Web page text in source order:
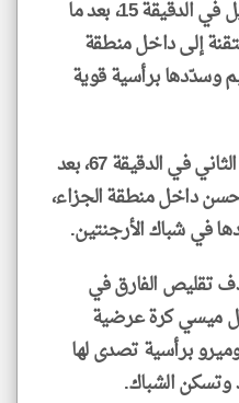
وافتتح منتخب مصر التسجيل في الدقيقة 15، بعد ما
إلى داخل منطقة
وسدّدها برأسية قوية
وأضاف منتخب مصر الهدف الثاني في الدقيقة 67، بعد
داخل منطقة الجزاء،
في شباك الأرجنتين.
تقليص الفارق في
ليونيل ميسي كرة عرضية
برأسية تصدى لها
وتسكن الشباك.